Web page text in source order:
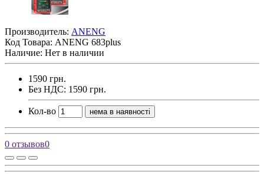
Производитель: ANENG
Код Товара: ANENG 683plus
Наличие: Нет в наличии
1590 грн.
Без НДС: 1590 грн.
Кол-во нема в наявності
0 отзывов0